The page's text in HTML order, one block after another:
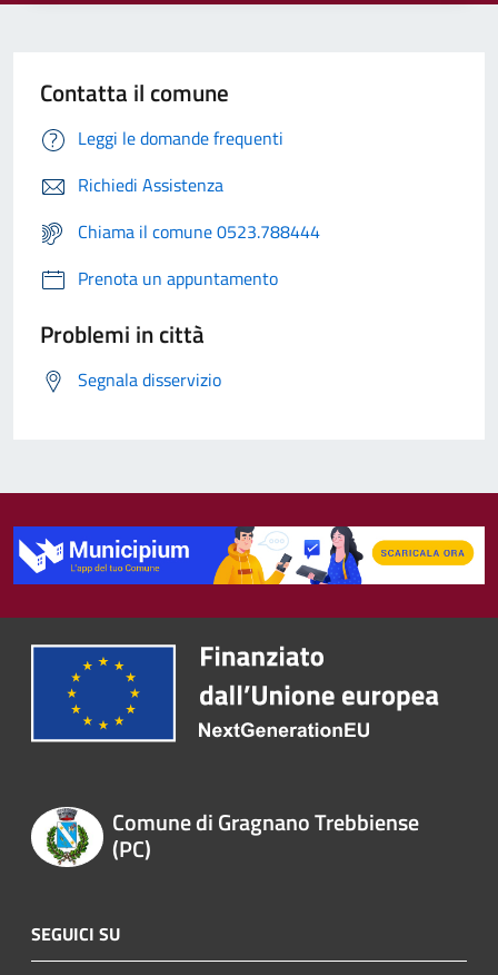
Contatta il comune
Leggi le domande frequenti
Richiedi Assistenza
Chiama il comune 0523.788444
Prenota un appuntamento
Problemi in città
Segnala disservizio
Comune di Gragnano Trebbiense
(PC)
SEGUICI SU